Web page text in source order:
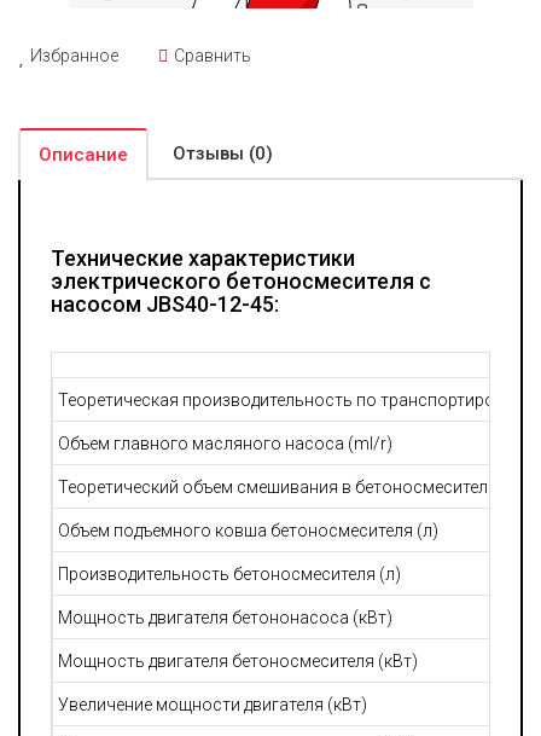
перебазирование на новые объекты. В целом, JBS40-12-45 –
бетоносмесительный насос с автозагрузкой,
значительную экономию времени и ресурсов. Его
современная конструкция и использование
высококачественных комплектующих делают его идеальным
Избранное Сравнить
Описание Отзывы (0)
Технические характеристики
электрического бетоносмесителя с
насосом JBS40-12-45:
Теоретическая производительность по транспортировке
Объем главного масляного насоса (ml/r)
Теоретический объем смешивания в бетоносмесителе (м
Объем подъемного ковша бетоносмесителя (л)
Производительность бетоносмесителя (л)
Мощность двигателя бетононасоса (кВт)
Мощность двигателя бетоносмесителя (кВт)
Увеличение мощности двигателя (кВт)